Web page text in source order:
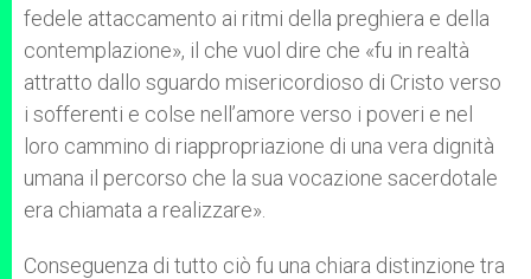
fedele attaccamento ai ritmi della preghiera e della
contemplazione», il che vuol dire che «fu in realtà
attratto dallo sguardo misericordioso di Cristo verso
i sofferenti e colse nell’amore verso i poveri e nel
loro cammino di riappropriazione di una vera dignità
umana il percorso che la sua vocazione sacerdotale
era chiamata a realizzare».
Conseguenza di tutto ciò fu una chiara distinzione tra